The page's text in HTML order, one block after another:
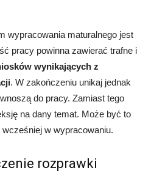
wypracowania maturalnego jest
pracy powinna zawierać trafne i
wynikających z
. W zakończeniu unikaj jednak
do pracy. Zamiast tego
na dany temat. Może być to
wcześniej w wypracowaniu.
rozprawki